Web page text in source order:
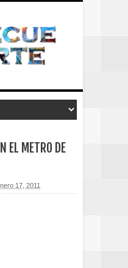
EL METRO DE
17, 2011